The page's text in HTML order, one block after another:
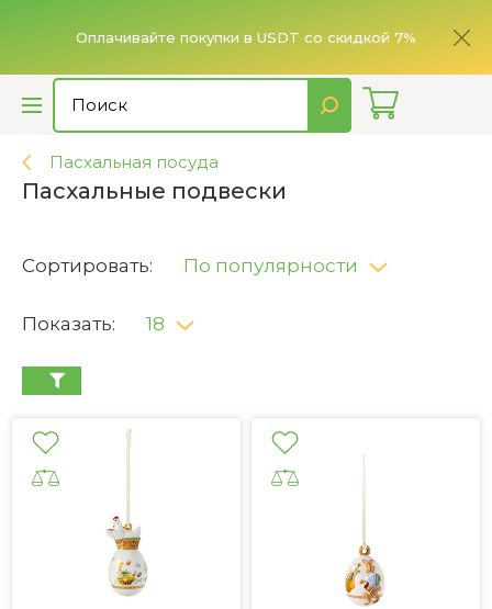
Оплачивайте покупки в USDT со скидкой 7%
Пасхальная посуда
Пасхальные подвески
Сортировать: По популярности
Показать: 18